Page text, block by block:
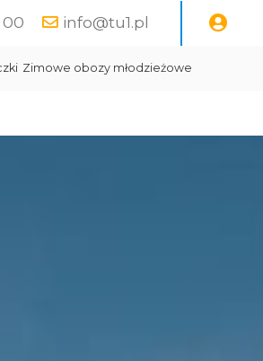
00 info@tu1.pl
Zimowe obozy młodzieżowe